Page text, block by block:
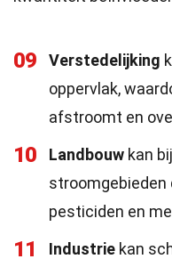
09 Verstedelijking
oppervlak,
afstroomt en
10 Landbouw kan
stroomgebieden
pesticiden en
11 Industrie kan